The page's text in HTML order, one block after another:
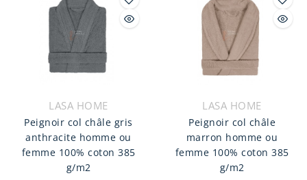
peigné 385 g/m2.
Peignoir unisexe
finition col Châle avec
ceinture et deux
finition col Châle avec
ceinture et deux
poches.
LASA HOME
Peignoir col châle gris
anthracite homme ou
femme 100% coton 385
g/m2
LASA HOME
Peignoir col châle
marron homme ou
femme 100% coton 385
g/m2